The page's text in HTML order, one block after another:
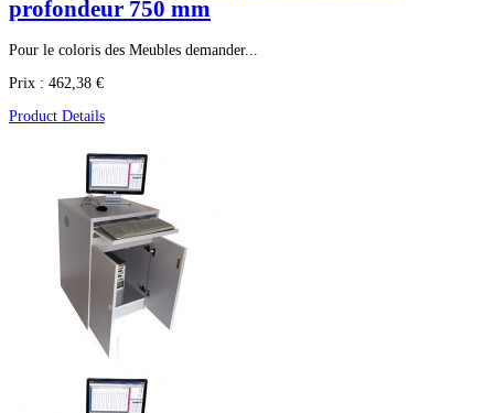
profondeur 750 mm
Pour le coloris des Meubles demander...
Prix : 462,38 €
Product Details